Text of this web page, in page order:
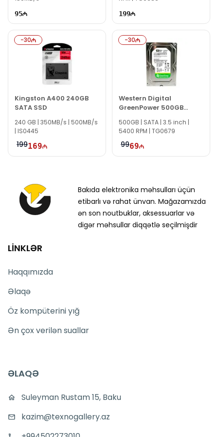
xəttində cavablandırmağa hər daim hazırıq.
İş saatlarından kənar vaxtlarda əlaqə qurmaq üçün
email ilə qeydiyyat edə və ya WhatsApp nömrəmizə
mesaj göndərə bilərsiniz.
Bizə maraq göstərdiyiniz üçün təşəkkür edirik!
95 199
-30
Kingston A400 240GB
SATA SSD
240 GB | 350MB/s | 500MB/s
| IS0445
199169
-30
Western Digital
GreenPower 500GB
WD500AVDS
500GB | SATA | 3.5 inch |
5400 RPM | TG0679
9969
Bakıda elektronika məhsulları üçün
etibarlı və rahat ünvan. Mağazamızda
ən son noutbuklar, aksessuarlar və
digər məhsullar diqqətlə seçilmişdir
LİNKLƏR
Haqqımızda
Əlaqə
Öz kompüterini yığ
Ən çox verilən suallar
ƏLAQƏ
Suleyman Rustam 15, Baku
kazim@texnogallery.az